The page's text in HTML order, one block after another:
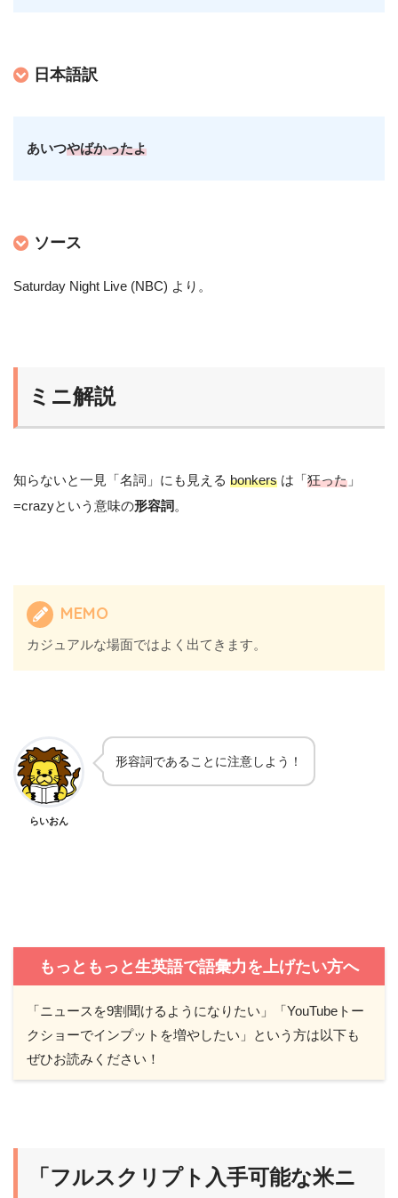
日本語訳
あいつやばかったよ
ソース
Saturday Night Live (NBC) より 。
ミニ解説
知らないと一見「名詞」にも見える bonkers は「狂った 」
=crazyという意味の形容詞 。
MEMO
カジュアルな場面ではよく出てきます。
らいおん
形容詞であることに注意しよう！
もっともっと生英語で語彙力を上げたい方へ
「ニュースを9割聞けるようになりたい」「YouTubeトー
クショーでインプットを増やしたい」という方は以下も
ぜひお読みください！
「フルスクリプト入手可能な米ニ